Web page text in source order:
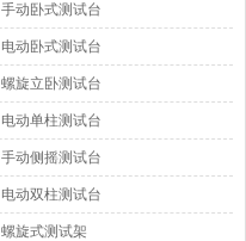
手动卧式测试台
电动卧式测试台
螺旋立卧测试台
电动单柱测试台
手动侧摇测试台
电动双柱测试台
螺旋式测试架